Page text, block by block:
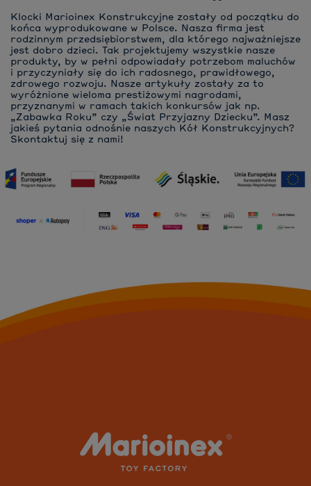
Klocki Marioinex Konstrukcyjne zostały od początku do
końca wyprodukowane w Polsce. Nasza firma jest
rodzinnym przedsiębiorstwem, dla którego najważniejsze
jest dobro dzieci. Tak projektujemy wszystkie nasze
produkty, by w pełni odpowiadały potrzebom maluchów
i przyczyniały się do ich radosnego, prawidłowego,
zdrowego rozwoju. Nasze artykuły zostały za to
wyróżnione wieloma prestiżowymi nagrodami,
przyznanymi w ramach takich konkursów jak np.
„Zabawka Roku” czy „Świat Przyjazny Dziecku”. Masz
jakieś pytania odnośnie naszych Kół Konstrukcyjnych?
Skontaktuj się z nami!